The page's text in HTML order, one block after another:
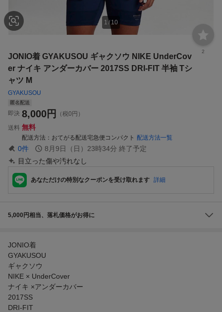
1 / 10
2
JONIO着 GYAKUSOU ギャクソウ NIKE UnderCov
er ナイキ アンダーカバー 2017SS DRI-FIT 半袖 Tシ
ャツ M
GYAKUSOU
匿名配送
即決 8,000円
（税0円）
送料 無料
配送方法 おてがる配送宅急便コンパクト 配送方法一覧
0件 8月9日（日）23時34分 終了予定
目立った傷や汚れなし
あなただけの特別なクーポンを受け取れます 詳細
5,000円相当、落札価格がお得に
JONIO着
GYAKUSOU
ギャクソウ
NIKE × UnderCover
ナイキ ×アンダーカバー
2017SS
DRI-FIT